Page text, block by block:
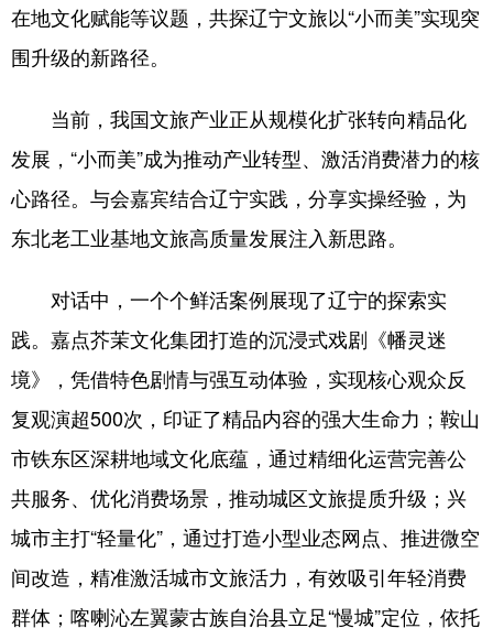
多语种频道
English
Русский язык 日本語 한국어
Deutsch Português
在地文化赋能等议题，共探辽宁文旅以“小而美”实现突
围升级的新路径。
当前，我国文旅产业正从规模化扩张转向精品化
发展，“小而美”成为推动产业转型、激活消费潜力的核
心路径。与会嘉宾结合辽宁实践，分享实操经验，为
东北老工业基地文旅高质量发展注入新思路。
对话中，一个个鲜活案例展现了辽宁的探索实
践。嘉点芥茉文化集团打造的沉浸式戏剧《幡灵迷
境》，凭借特色剧情与强互动体验，实现核心观众反
复观演超500次，印证了精品内容的强大生命力；鞍山
市铁东区深耕地域文化底蕴，通过精细化运营完善公
共服务、优化消费场景，推动城区文旅提质升级；兴
城市主打“轻量化”，通过打造小型业态网点、推进微空
间改造，精准激活城市文旅活力，有效吸引年轻消费
群体；喀喇沁左翼蒙古族自治县立足“慢城”定位，依托